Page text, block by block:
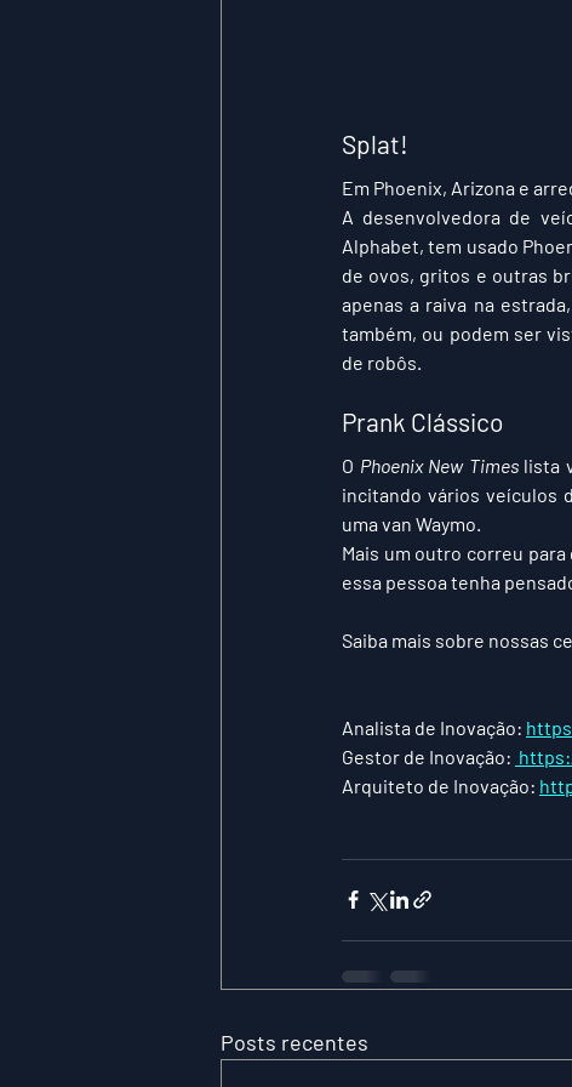
Splat!
Em Phoenix, Arizona e
A desenvolvedora de
Alphabet, tem usado
de ovos, gritos e outras
apenas a raiva na
também, ou podem ser
de robôs.
Prank Clássico
O Phoenix New Times lista
incitando vários veículos
uma van Waymo.
Mais um outro correu
essa pessoa tenha
Saiba mais sobre nossas
Analista de Inovação:
Gestor de Inovação:
Arquiteto de Inovação:
Posts recentes